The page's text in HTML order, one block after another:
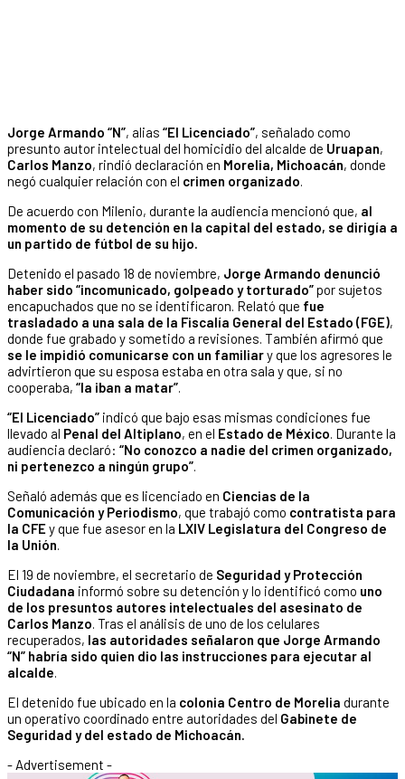
Jorge Armando “N”, alias “El Licenciado”, señalado como
presunto autor intelectual del homicidio del alcalde de Uruapan,
Carlos Manzo, rindió declaración en Morelia, Michoacán, donde
negó cualquier relación con el crimen organizado.
De acuerdo con Milenio, durante la audiencia mencionó que, al
momento de su detención en la capital del estado, se dirigía a
un partido de fútbol de su hijo.
Detenido el pasado 18 de noviembre, Jorge Armando denunció
haber sido “incomunicado, golpeado y torturado”por sujetos
encapuchados que no se identificaron. Relató que fue
trasladado a una sala de la Fiscalía General del Estado (FGE),
donde fue grabado y sometido a revisiones. También afirmó que
se le impidió comunicarse con un familiary que los agresores le
advirtieron que su esposa estaba en otra sala y que, si no
cooperaba, “la iban a matar”.
“El Licenciado” indicó que bajo esas mismas condiciones fue
llevado al Penal del Altiplano, en el Estado de México. Durante la
audiencia declaró: “No conozco a nadie del crimen organizado,
ni pertenezco a ningún grupo”.
Señaló además que es licenciado en Ciencias de la
Comunicación y Periodismo, que trabajó como contratista para
la CFEy que fue asesor en la LXIV Legislatura del Congreso de
la Unión.
El 19 de noviembre, el secretario de Seguridad y Protección
Ciudadana informó sobre su detención y lo identificó como uno
de los presuntos autores intelectuales del asesinato de
Carlos Manzo. Tras el análisis de uno de los celulares
recuperados, las autoridades señalaron que Jorge Armando
“N” habría sido quien dio las instrucciones para ejecutar al
alcalde.
El detenido fue ubicado en la colonia Centro de Morelia durante
un operativo coordinado entre autoridades del Gabinete de
Seguridad y del estado de Michoacán.
- Advertisement -